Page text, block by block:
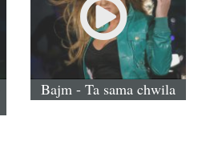
Bajm - Ta sama chwila